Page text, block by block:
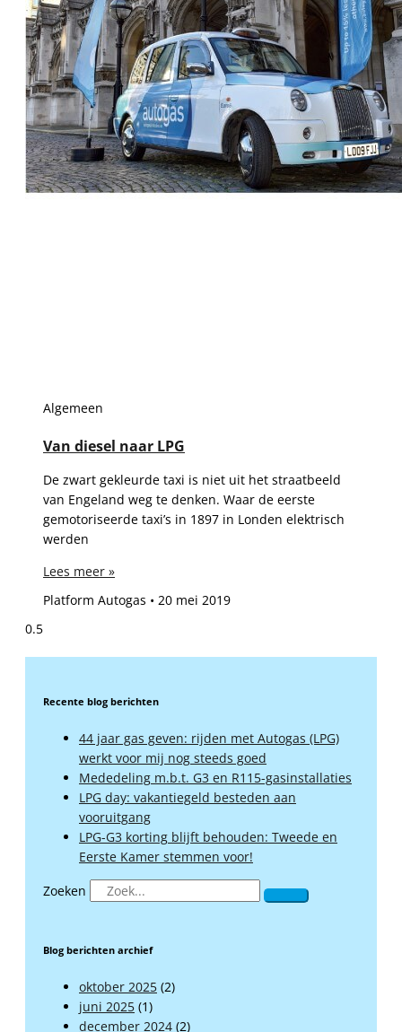
Algemeen
Van diesel naar LPG
De zwart gekleurde taxi is niet uit het straatbeeld
van Engeland weg te denken. Waar de eerste
gemotoriseerde taxi’s in 1897 in Londen elektrisch
werden
Lees meer »
Platform Autogas
20 mei 2019
Recente blog berichten
44 jaar gas geven: rijden met Autogas (LPG)
werkt voor mij nog steeds goed
Mededeling m.b.t. G3 en R115-gasinstallaties
LPG day: vakantiegeld besteden aan
vooruitgang
LPG-G3 korting blijft behouden: Tweede en
Eerste Kamer stemmen voor!
Zoeken
Blog berichten archief
oktober 2025 (2)
juni 2025 (1)
december 2024 (2)